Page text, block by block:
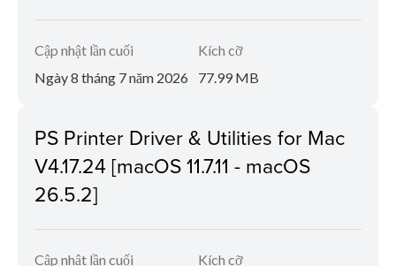
Cập nhật lần cuối
Ngày 8 tháng 7 năm 2026
Kích cỡ
77.99 MB
PS Printer Driver & Utilities for Mac
V4.17.24 [macOS 11.7.11 - macOS
26.5.2]
Cập nhật lần cuối
Kích cỡ